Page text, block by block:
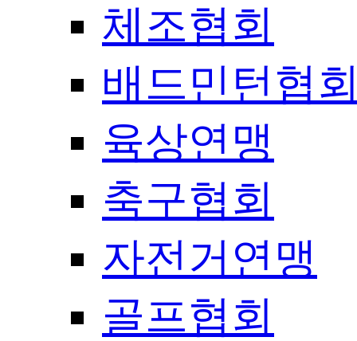
체조협회
배드민턴협
육상연맹
축구협회
자전거연맹
골프협회